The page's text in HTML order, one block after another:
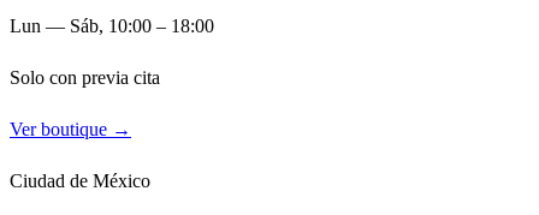
Lun — Sáb, 10:00 – 18:00
Solo con previa cita
Ver boutique →
Ciudad de México